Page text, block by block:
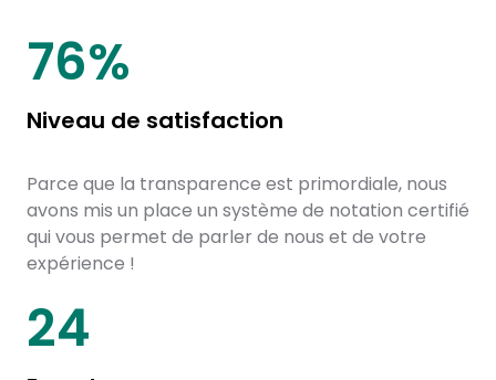
87%
Niveau de satisfaction
Parce que la transparence est primordiale, nous
avons mis un place un système de notation certifié
qui vous permet de parler de nous et de votre
expérience !
30